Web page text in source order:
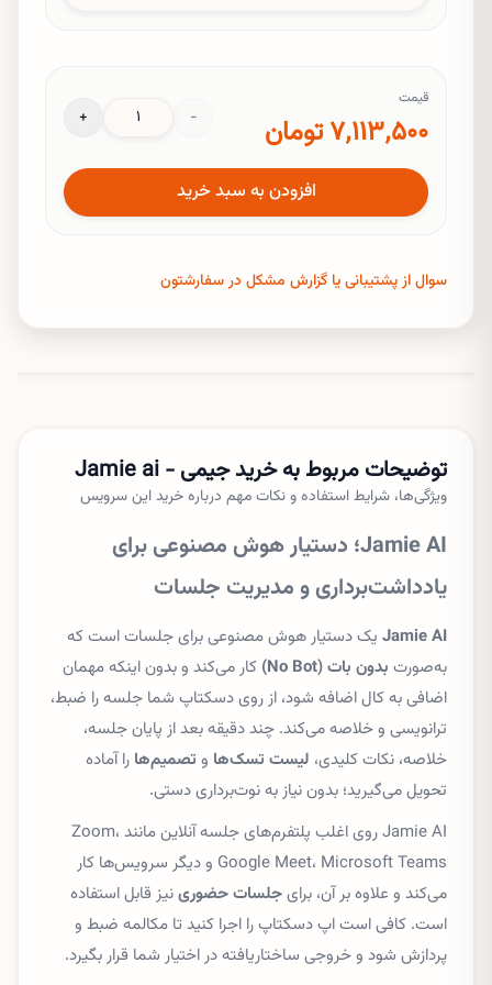
اطلاعات زیر برای تکمیل سفارشتون ضروری می‌باشد و از آن برای تکمیل
سفارشتون استفاده خواهد شد.
قیمت
۷٬۱۱۳٬۵۰۰ تومان −
+
افزودن به سبد خرید
سوال از پشتیبانی یا گزارش مشکل در سفارشتون
توضیحات مربوط به خریدجیمی - Jamie ai
ویژگی‌ها، شرایط استفاده و نکات مهم درباره خرید این سرویس
Jamie AI؛ دستیار هوش مصنوعی برای
یادداشت‌برداری و مدیریت جلسات
Jamie AI یک دستیار هوش مصنوعی برای جلسات است که
به‌صورت بدون بات (No Bot)
کار می‌کند و بدون اینکه مهمان
اضافی به کال اضافه شود، از روی دسکتاپ شما جلسه را ضبط،
ترانویسی و خلاصه می‌کند. چند دقیقه بعد از پایان جلسه،
خلاصه، نکات کلیدی، لیست تسک‌ها و تصمیم‌ها را آماده
تحویل می‌گیرید؛ بدون نیاز به نوت‌برداری دستی.
Jamie AI روی اغلب پلتفرم‌های جلسه آنلاین مانند Zoom،
Google Meet، Microsoft Teams و دیگر سرویس‌ها کار
می‌کند و علاوه بر آن، برایجلسات حضورینیز قابل استفاده
است. کافی است اپ دسکتاپ را اجرا کنید تا مکالمه ضبط و
پردازش شود و خروجی ساختاریافته در اختیار شما قرار بگیرد.